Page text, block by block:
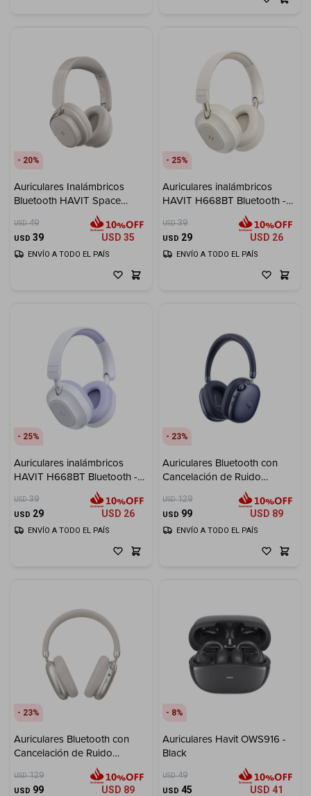
20
Auriculares Inalámbricos
Bluetooth HAVIT Space
USD 49
USD 39 USD 35
ENVÍO A TODO EL PAÍS
25
Auriculares inalámbricos
HAVIT H668BT Bluetooth -
USD 39
USD 29 USD 26
ENVÍO A TODO EL PAÍS
25
Auriculares inalámbricos
HAVIT H668BT Bluetooth -
USD 39
USD 29 USD 26
ENVÍO A TODO EL PAÍS
23
Auriculares Bluetooth con
Cancelación de Ruido
Inalámbricos HAVIT Space S1
H670BT - Azul
USD 129
USD 99 USD 89
ENVÍO A TODO EL PAÍS
23
Auriculares Bluetooth con
Cancelación de Ruido
Inalámbricos HAVIT Space S1
H670BT - Beige
USD 129
USD 99 USD 89
8
Auriculares Havit OWS916 -
Black
USD 49
USD 45 USD 41